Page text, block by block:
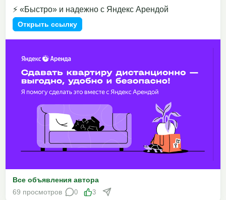
⚡️ «Быстро» и надежно с Яндекс Арендой
Открыть ссылку
Все объявления автора
69 просмотров
0 3